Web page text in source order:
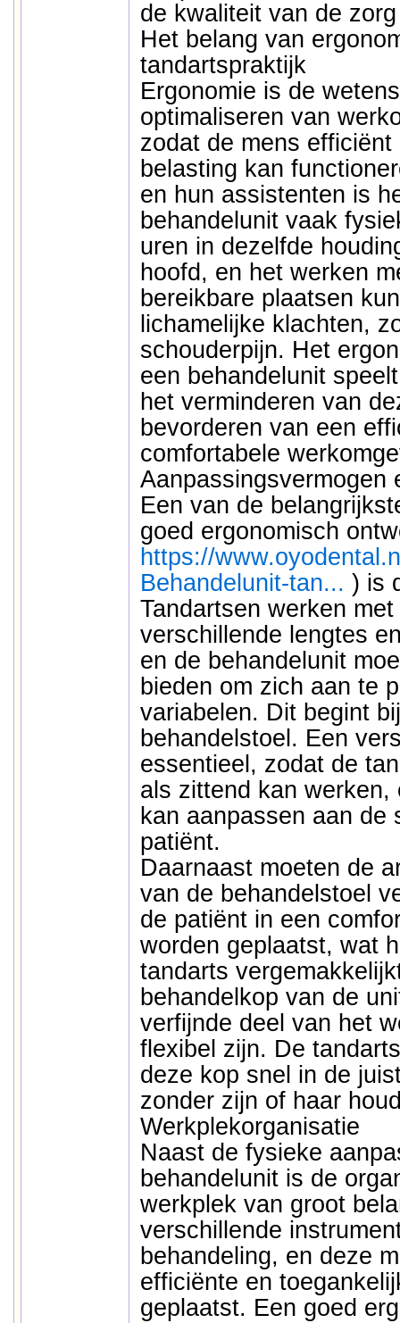
de kwaliteit van de
Het belang van
tandartspraktijk
Ergonomie is de
optimaliseren van
zodat de mens
belasting kan
en hun assistenten is
behandelunit vaak
uren in dezelfde
hoofd, en het werken
bereikbare plaatsen
lichamelijke klachten,
schouderpijn. Het
een behandelunit
het verminderen van
bevorderen van een
comfortabele
Aanpassingsvermogen
Een van de
goed ergonomisch
https://
Behandelunit-tan... ) is
Tandartsen werken
verschillende lengtes
en de behandelunit
bieden om zich aan te
variabelen. Dit begint
behandelstoel. Een
essentieel, zodat de
als zittend kan werken,
kan aanpassen aan de
patiënt.
Daarnaast moeten de
van de behandelstoel
de patiënt in een
worden geplaatst, wat
tandarts
behandelkop van de
verfijnde deel van het
flexibel zijn. De
deze kop snel in de
zonder zijn of haar
Werkplekorganisatie
Naast de fysieke
behandelunit is de
werkplek van groot
verschillende
behandeling, en deze
efficiënte en
geplaatst. Een goed